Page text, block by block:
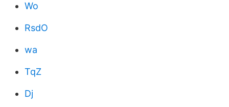
Wo
RsdO
wa
TqZ
Dj